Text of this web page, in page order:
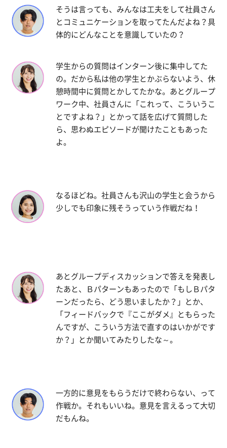
そうは言っても、みんなは工夫をして社員さん
とコミュニケーションを取ってたんだよね？具
体的にどんなことを意識していたの？
学生からの質問はインターン後に集中してた
の。だから私は他の学生とかぶらないよう、休
憩時間中に質問とかしてたかな。あとグループ
ワーク中、社員さんに「これって、こういうこ
とですよね？」とかって話を広げて質問した
ら、思わぬエピソードが聞けたこともあった
よ。
なるほどね。社員さんも沢山の学生と会うから
少しでも印象に残そうっていう作戦だね！
あとグループディスカッションで答えを発表し
たあと、Ｂパターンもあったので「もしＢパタ
ーンだったら、どう思いましたか？」とか、
「フィードバックで『ここがダメ』ともらった
んですが、こういう方法で直すのはいかがです
か？」とか聞いてみたりしたな～。
一方的に意見をもらうだけで終わらない、って
作戦か。それもいいね。意見を言えるって大切
だもんね。